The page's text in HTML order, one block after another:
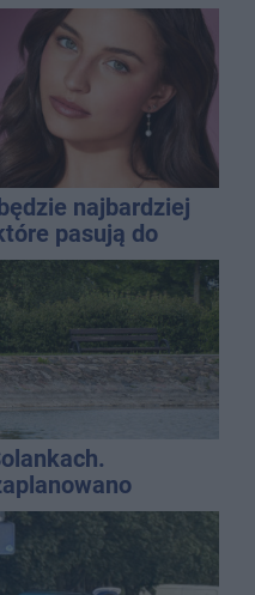
najbardziej
pasują do